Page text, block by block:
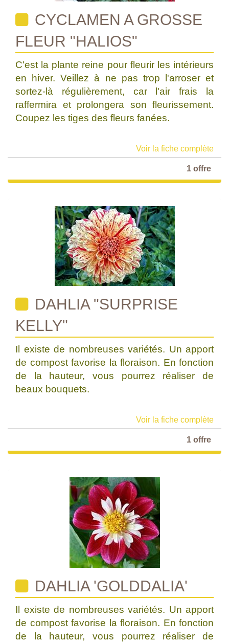
CYCLAMEN A GROSSE
FLEUR "HALIOS"
C'est la plante reine pour fleurir les intérieurs
en hiver. Veillez à ne pas trop l'arroser et
sortez-là régulièrement, car l'air frais la
raffermira et prolongera son fleurissement.
Coupez les tiges des fleurs fanées.
Voir la fiche complète
1 offre
DAHLIA "SURPRISE
KELLY"
Il existe de nombreuses variétés. Un apport
de compost favorise la floraison. En fonction
de la hauteur, vous pourrez réaliser de
beaux bouquets.
Voir la fiche complète
1 offre
DAHLIA 'GOLDDALIA'
Il existe de nombreuses variétés. Un apport
de compost favorise la floraison. En fonction
de la hauteur, vous pourrez réaliser de